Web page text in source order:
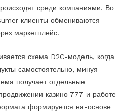
среди компаниями. Во
клиенты обмениваются
маркетплейс.
схема D2C-модель, когда
самостоятельно, минуя
получает отдельные
казино 777 и работе
формируется на-основе